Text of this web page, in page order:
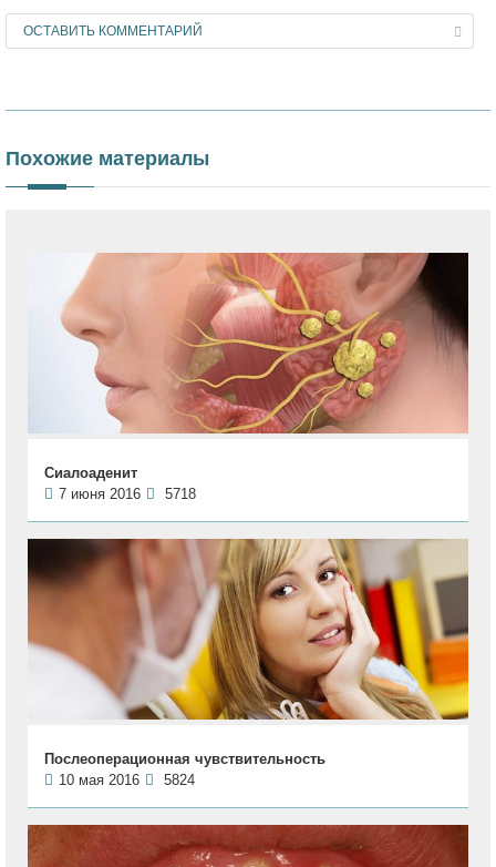
ОСТАВИТЬ КОММЕНТАРИЙ
Похожие материалы
Сиалоаденит
7 июня 2016
5718
Послеоперационная чувствительность
10 мая 2016
5824